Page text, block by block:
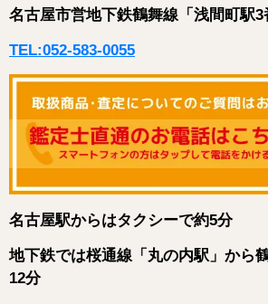
名古屋市営地下鉄鶴舞線「浅間町駅
TEL:052-583-0055
名古屋駅からはタクシーで約5分
地下鉄では桜通線「丸の内駅」から
12分